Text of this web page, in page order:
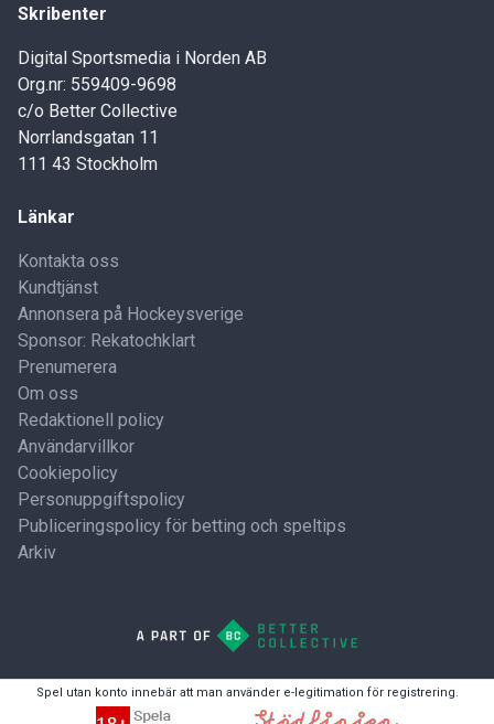
Skribenter
Digital Sportsmedia i Norden AB
Org.nr: 559409-9698
c/o Better Collective
Norrlandsgatan 11
111 43 Stockholm
Länkar
Kontakta oss
Kundtjänst
Annonsera på Hockeysverige
Sponsor: Rekatochklart
Prenumerera
Om oss
Redaktionell policy
Användarvillkor
Cookiepolicy
Personuppgiftspolicy
Publiceringspolicy för betting och speltips
Arkiv
Spel utan konto innebär att man använder e-legitimation för registrering.